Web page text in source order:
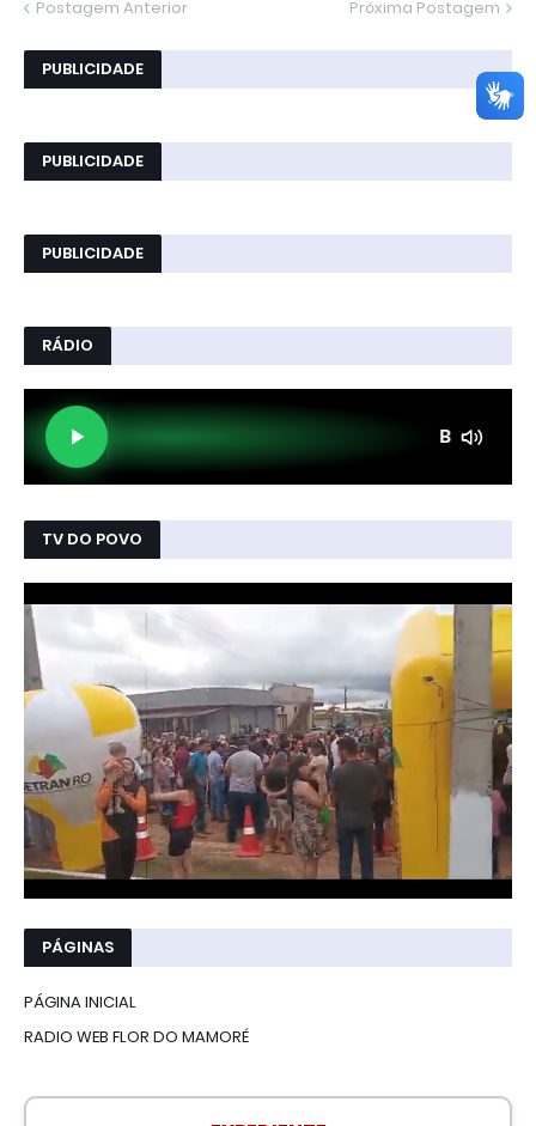
Postagem Anterior Próxima Postagem
PUBLICIDADE
PUBLICIDADE
PUBLICIDADE
RÁDIO
TV DO POVO
PÁGINAS
PÁGINA INICIAL
RADIO WEB FLOR DO MAMORÉ